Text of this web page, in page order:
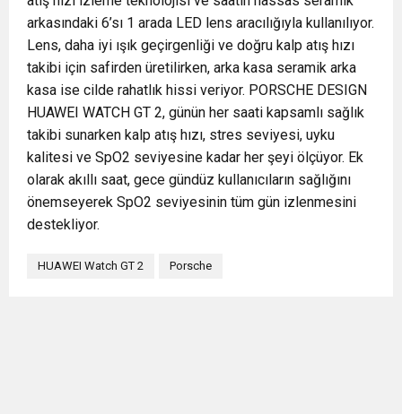
arkasındaki 6’sı 1 arada LED lens aracılığıyla kullanılıyor.
Lens, daha iyi ışık geçirgenliği ve doğru kalp atış hızı
takibi için safirden üretilirken, arka kasa seramik arka
kasa ise cilde rahatlık hissi veriyor. PORSCHE DESIGN
HUAWEI WATCH GT 2, günün her saati kapsamlı sağlık
takibi sunarken kalp atış hızı, stres seviyesi, uyku
kalitesi ve SpO2 seviyesine kadar her şeyi ölçüyor. Ek
olarak akıllı saat, gece gündüz kullanıcıların sağlığını
önemseyerek SpO2 seviyesinin tüm gün izlenmesini
destekliyor.
HUAWEI Watch GT 2 Porsche